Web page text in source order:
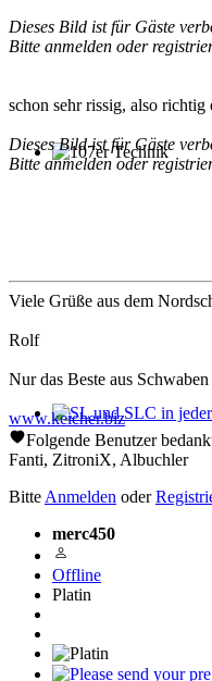
107er Technik
SL und SLC in jeder
Dieses Bild ist für Gäste
Bitte anmelden oder
schon sehr rissig, also richtig
Dieses Bild ist für Gäste
Bitte anmelden oder
Viele Grüße aus dem
Rolf
Nur das Beste aus
www.keicher.biz
Folgende Benutzer
Fanti, ZitroniX, Albuchler
Bitte Anmelden oder
merc450
Offline
Platin